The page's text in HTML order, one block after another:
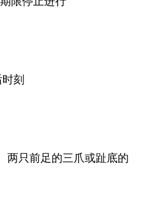
刻
两只前足的三爪或趾底的